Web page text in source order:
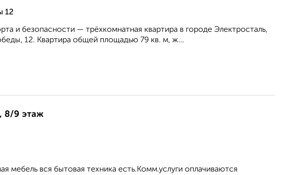
12
и безопасности — трёхкомнатная квартира в городе Электросталь,
12. Квартира общей площадью 79 кв. м, ж...
8/9 этаж
мебель вся бытовая техника есть.Комм.услуги оплачиваются